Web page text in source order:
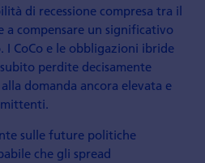
di recessione compresa tra il
a compensare un significativo
I CoCo e le obbligazioni ibride
perdite decisamente
domanda ancora elevata e
sulle future politiche
che gli spread